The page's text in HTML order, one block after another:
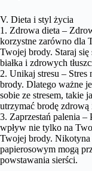
V. Dieta i styl życia
1. Zdrowa dieta –
korzystne zarówno dla
Twojej brody. Staraj
białka i zdrowych
2. Unikaj stresu –
brody. Dlatego ważne
sobie ze stresem, takie
utrzymać brodę zdrową
3. Zaprzestań palenia –
wpływ nie tylko na
Twojej brody.
papierosowym mogą
powstawania sierści.